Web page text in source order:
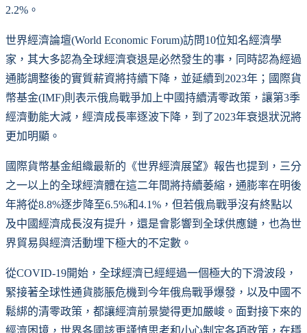
2.2%。
世界經濟論壇(World Economic Forum)訪問10位知名經濟學
家，其大多認為全球經濟衰退是必然發生的事，同時認為經過
通膨調整後的實質薪資將持續下降，並延續到2023年；國際貨
幣基金(IMF)則表示俄烏戰爭加上中國持續清零政策，讓第3季
經濟動能大減，經濟成長率逐波下降，到了2023年衰退狀況將
更加明顯。
國際貨幣基金組織最新的《世界經濟展望》報告也提到，三分
之一以上的全球經濟體在這二年間將持續萎縮，通膨率在明後
年將從8.8%逐步降至6.5%和4.1%，但若俄烏戰爭沒有終點以
及中國經濟成長沒有提升，還是會影響到全球供應鏈，也為世
界貿易與經濟活動埋下極大的不定數。
從COVID-19開始，全球經濟已經經過一個極大的下滑波段，
緊接著全球性通貨膨脹危機到今年俄烏戰爭爆發，以及中國不
鬆綁的清零政策，都讓經濟前景變得更加嚴峻。面對接下來的
經濟困境，世界各國該更謹慎思考和小心制定各項政策，在穩